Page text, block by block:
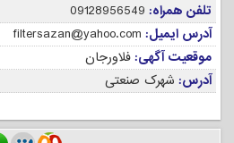
تلفن همراه: 09128956549
آدرس ایمیل: filtersazan@yahoo.com
موقعیت آگهی:فلاورجان
آدرس: شهرک صنعتی